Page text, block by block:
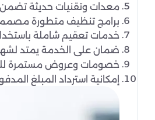
معدات وتقنيات حديثة تضمن
برامج تنظيف متطورة
خدمات تعقيم شاملة
ضمان على الخدمة يمتد لشهر
خصومات وعروض مستمرة
إمكانية استرداد المبلغ